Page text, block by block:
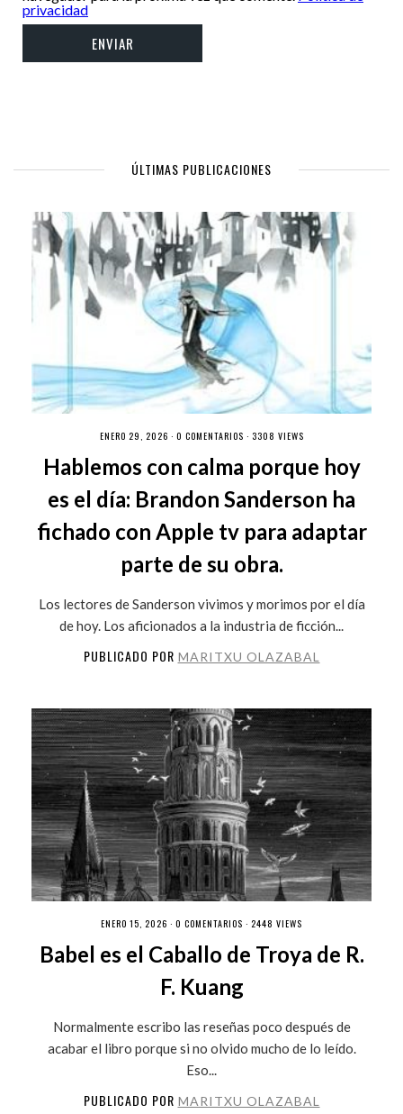
privacidad
ÚLTIMAS PUBLICACIONES
ENERO 29, 2026 · 0 COMENTARIOS · 3308 VIEWS
Hablemos con calma porque hoy
es el día: Brandon Sanderson ha
fichado con Apple tv para adaptar
parte de su obra.
Los lectores de Sanderson vivimos y morimos por el día
de hoy. Los aficionados a la industria de ficción...
PUBLICADO POR MARITXU OLAZABAL
ENERO 15, 2026 · 0 COMENTARIOS · 2448 VIEWS
Babel es el Caballo de Troya de R.
F. Kuang
Normalmente escribo las reseñas poco después de
acabar el libro porque si no olvido mucho de lo leído.
Eso...
PUBLICADO POR MARITXU OLAZABAL